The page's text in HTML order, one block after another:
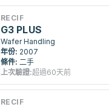
RECIF
G3 PLUS
Wafer Handling
年份: 2007
條件: 二手
上次驗證:超過60天前
RECIF